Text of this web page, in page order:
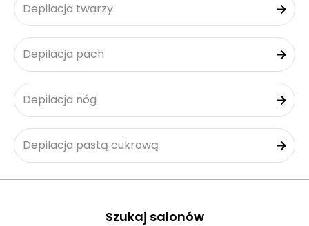
Depilacja twarzy
Depilacja pach
Depilacja nóg
Depilacja pastą cukrową
Szukaj salonów